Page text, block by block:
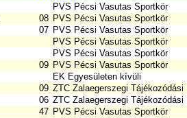
PVS Pécsi Vasutas Sportkör
08 PVS Pécsi Vasutas Sportkör
07 PVS Pécsi Vasutas Sportkör
PVS Pécsi Vasutas Sportkör
PVS Pécsi Vasutas Sportkör
09 PVS Pécsi Vasutas Sportkör
EK Egyesületen kívüli
09 ZTC Zalaegerszegi Tájékozódási
06 ZTC Zalaegerszegi Tájékozódási
47 PVS Pécsi Vasutas Sportkör